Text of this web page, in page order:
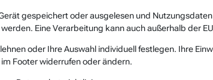
Aktien legen
gespeichert oder ausgelesen und
Eine Verarbeitung kann auch außerhalb der
oder Ihre Auswahl individuell festlegen. Ihre
im Footer widerrufen oder ändern.